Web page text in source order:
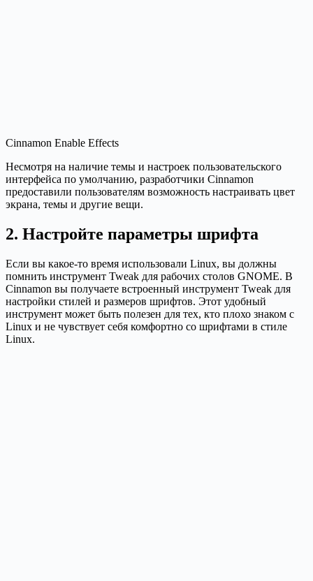
Cinnamon Enable Effects
Несмотря на наличие темы и настроек пользовательского
интерфейса по умолчанию, разработчики Cinnamon
предоставили пользователям возможность настраивать цвет
экрана, темы и другие вещи.
2. Настройте параметры шрифта
Если вы какое-то время использовали Linux, вы должны
помнить инструмент Tweak для рабочих столов GNOME. В
Cinnamon вы получаете встроенный инструмент Tweak для
настройки стилей и размеров шрифтов. Этот удобный
инструмент может быть полезен для тех, кто плохо знаком с
Linux и не чувствует себя комфортно со шрифтами в стиле
Linux.